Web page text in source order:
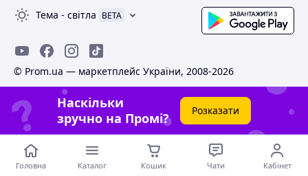
Тема - світла BETA
© Prom.ua — маркетплейс України, 2008-2026
Наскільки
зручно на Промі?
Розказати
Головна Каталог Кошик Чати Кабінет